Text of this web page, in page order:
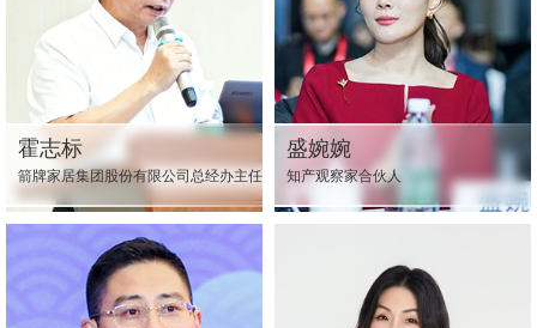
霍志标
箭牌家居集团股份有限公司总经办主任
盛婉婉
知产观察家合伙人